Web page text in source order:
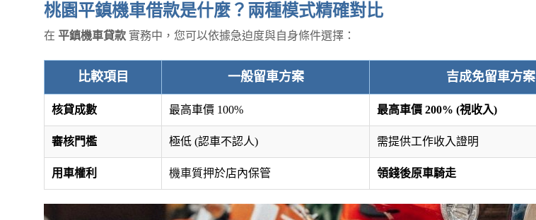
桃園平鎮機車借款是什麼？兩種模式精確對比
在 平鎮機車貸款 實務中，您可以依據急迫度與自身條件選擇：
比較項目 一般留車方案 吉成免留車方案
核貸成數 最高車價 100% 最高車價 200% (視收入)
審核門檻 極低 (認車不認人) 需提供工作收入證明
用車權利 機車質押於店內保管 領錢後原車騎走